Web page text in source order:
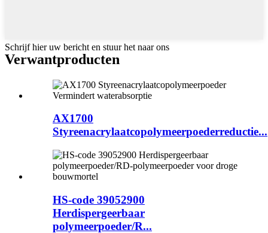
Schrijf hier uw bericht en stuur het naar ons
Verwantproducten
AX1700
Styreenacrylaatcopolymeerpoederreductie...
HS-code 39052900
Herdispergeerbaar
polymeerpoeder/R...